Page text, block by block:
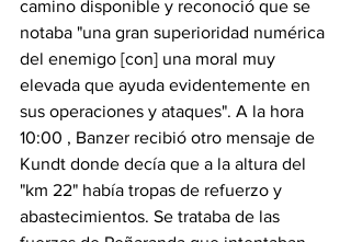
camino disponible y reconoció que se
notaba "una gran superioridad numérica
del enemigo [con] una moral muy
elevada que ayuda evidentemente en
sus operaciones y ataques". ​A la hora
10:00 , Banzer recibió otro mensaje de
Kundt donde decía que a la altura del
"km 22" había tropas de refuerzo y
abastecimientos. Se trataba de las